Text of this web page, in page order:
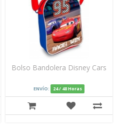
Bolso Bandolera Disney Cars
ENVÍO: 24 / 48 Horas